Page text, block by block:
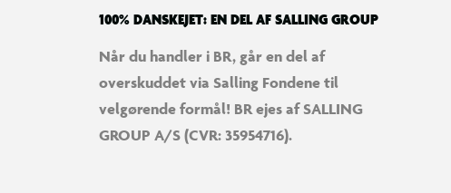
100% DANSKEJET: EN DEL AF SALLING GROUP
Når du handler i BR, går en del af
overskuddet via Salling Fondene til
velgørende formål! BR ejes af SALLING
GROUP A/S (CVR: 35954716).